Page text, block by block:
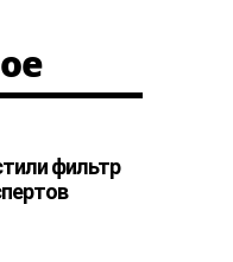
фильтр